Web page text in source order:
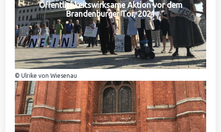
Öffentlichkeitswirksame Aktion vor dem
Brandenburger Tor, 2021
© Ulrike von Wiesenau